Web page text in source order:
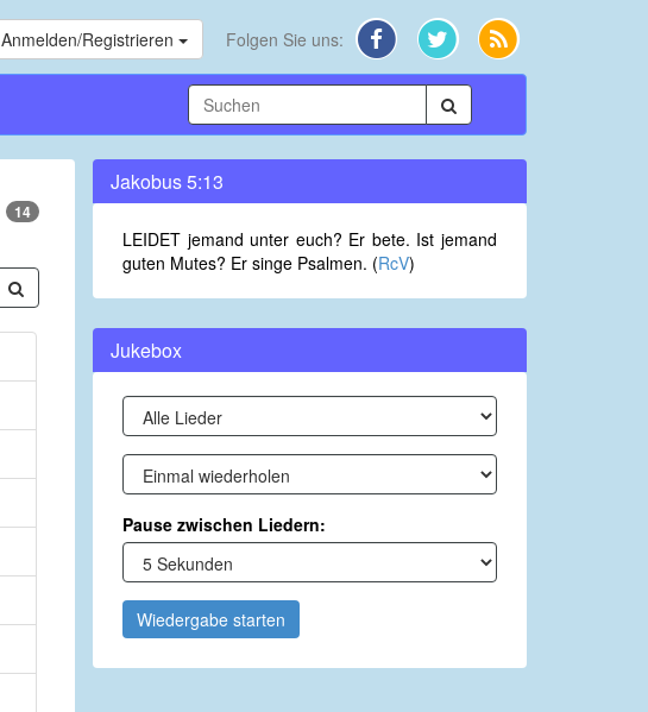
Anmelden/Registrieren Folgen Sie uns:
14
Jakobus 5:13
LEIDET jemand unter euch? Er bete. Ist jemand
guten Mutes? Er singe Psalmen. (RcV)
Jukebox
Pause zwischen Liedern:
Wiedergabe starten